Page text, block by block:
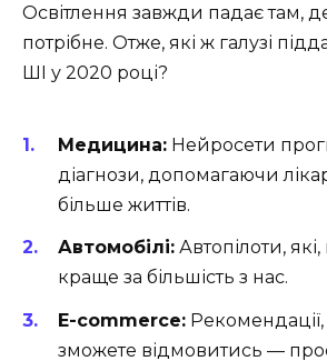
Освітлення завжди падає там,
потрібне. Отже, які ж галузі
ШІ у 2020 році?
Медицина: Нейросети
діагнози, допомагаючи
більше життів.
Автомобілі: Автопілоти,
краще за більшість з нас.
Е-commerce:
зможете відмовитись —